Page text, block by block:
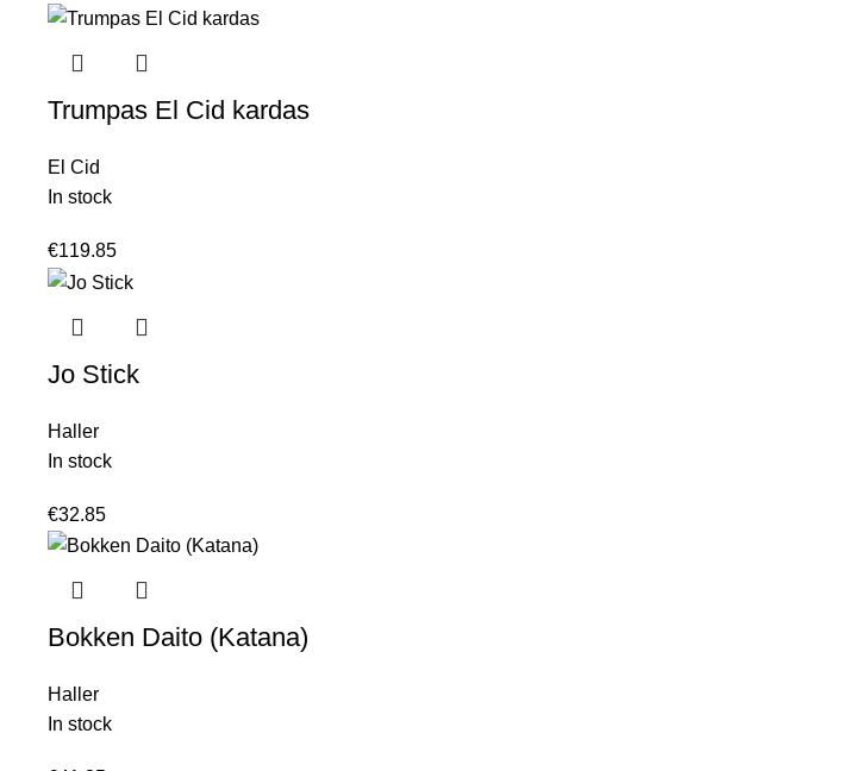
Trumpas El Cid kardas
El Cid
In stock
€119.85
Jo Stick
Haller
In stock
€32.85
Bokken Daito (Katana)
Haller
In stock